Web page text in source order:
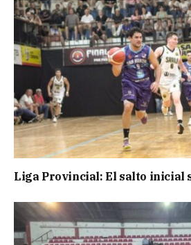
Liga Provincial: El salto inicial